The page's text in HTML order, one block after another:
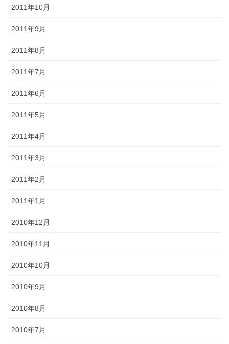
2011年10月
2011年9月
2011年8月
2011年7月
2011年6月
2011年5月
2011年4月
2011年3月
2011年2月
2011年1月
2010年12月
2010年11月
2010年10月
2010年9月
2010年8月
2010年7月